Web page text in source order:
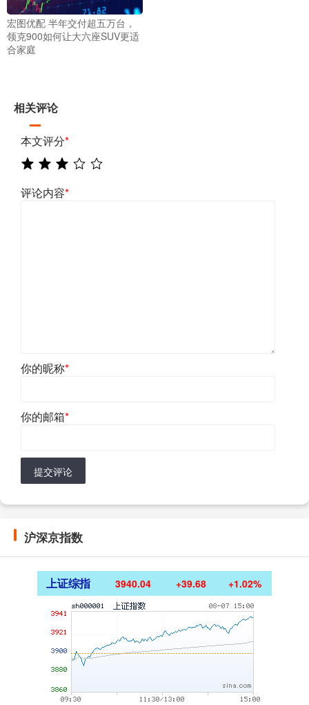
宏图优配 半年交付超五万台，
领克900如何让大六座SUV更适
合家庭
相关评论
本文评分*
评论内容*
你的昵称*
你的邮箱*
提交评论
沪深京指数
上证综指 3940.04 +39.68 +1.02%